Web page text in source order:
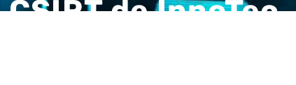
CSIRT de